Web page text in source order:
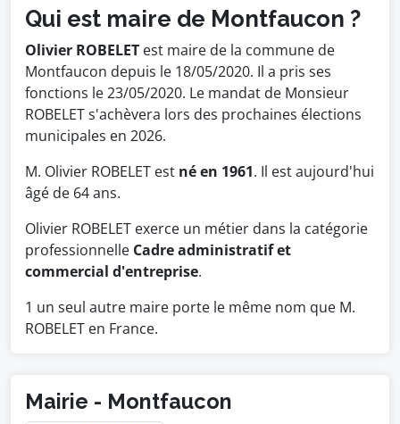
Qui est maire de Montfaucon ?
Olivier ROBELET est maire de la commune de
Montfaucon depuis le 18/05/2020. Il a pris ses
fonctions le 23/05/2020. Le mandat de Monsieur
ROBELET s'achèvera lors des prochaines élections
municipales en 2026.
M. Olivier ROBELET est né en 1961. Il est aujourd'hui
âgé de 64 ans.
Olivier ROBELET exerce un métier dans la catégorie
professionnelle Cadre administratif et
commercial d'entreprise.
1 un seul autre maire porte le même nom que M.
ROBELET en France.
Mairie - Montfaucon